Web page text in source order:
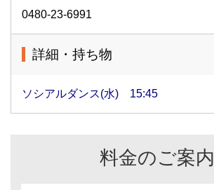
0480-23-6991
詳細・持ち物
ソシアルダンス(水) 15:45
料金のご案内